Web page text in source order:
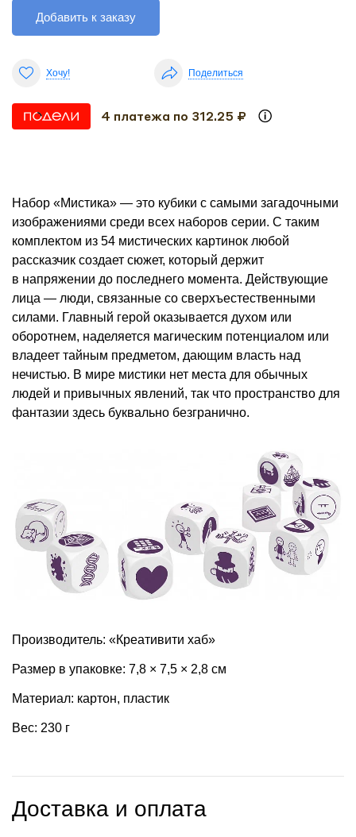
Добавить к заказу
Хочу! Поделиться
4 платежа по 312.25 ₽
Набор «Мистика» — это кубики с самыми загадочными
изображениями среди всех наборов серии. С таким
комплектом из 54 мистических картинок любой
рассказчик создает сюжет, который держит
в напряжении до последнего момента. Действующие
лица — люди, связанные со сверхъестественными
силами. Главный герой оказывается духом или
оборотнем, наделяется магическим потенциалом или
владеет тайным предметом, дающим власть над
нечистью. В мире мистики нет места для обычных
людей и привычных явлений, так что пространство для
фантазии здесь буквально безгранично.
Производитель: «Креативити хаб»
Размер в упаковке: 7,8 × 7,5 × 2,8 см
Материал: картон, пластик
Вес: 230 г
Доставка и оплата